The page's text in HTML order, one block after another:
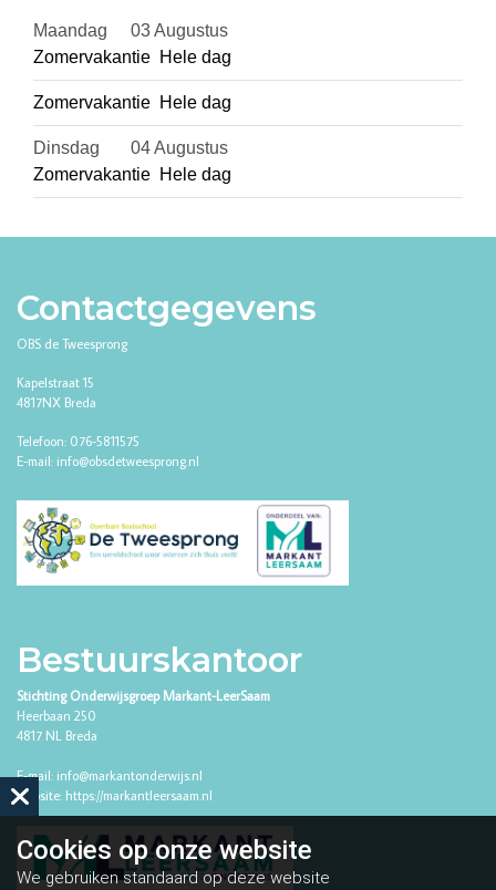
Contactgegevens
OBS de Tweesprong
Kapelstraat 15
4817NX Breda
Telefoon: 076-5811575
E-mail: info@obsdetweesprong.nl
Bestuurskantoor
Stichting Onderwijsgroep Markant-LeerSaam
Heerbaan 250
4817 NL Breda
E-mail: info@markantonderwijs.nl
Website: https://markantleersaam.nl
Cookies oponze website
We gebruiken standaard op deze website